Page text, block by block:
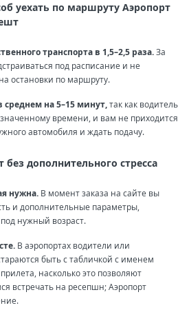
уехать по маршруту Аэропорт
транспорта в 1,5–2,5 раза.За
под расписание и не
остановки по маршруту.
среднем на 5–15 минут,так как водитель
времени, и вам не приходится
автомобиля и ждать подачу.
дополнительного стресса
нужна. В момент заказа на сайте вы
и дополнительные параметры,
нужный возраст.
В аэропортах водители или
быть с табличкой с именем
насколько это позволяют
встречать на ресепшн; Аэропорт